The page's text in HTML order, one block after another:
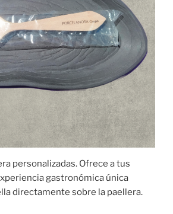
personalizadas. Ofrece a tus
gastronómica única
directamente sobre la paellera.